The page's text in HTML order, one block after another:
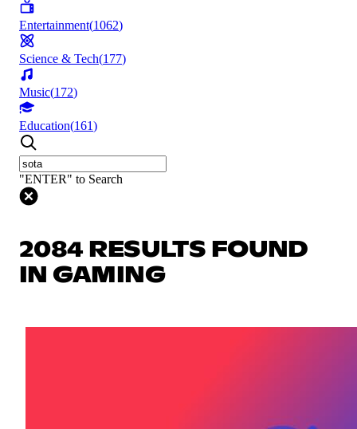
Entertainment(1062)
Science & Tech(177)
Music(172)
Education(161)
"ENTER" to Search
2084 RESULTS FOUND
IN GAMING